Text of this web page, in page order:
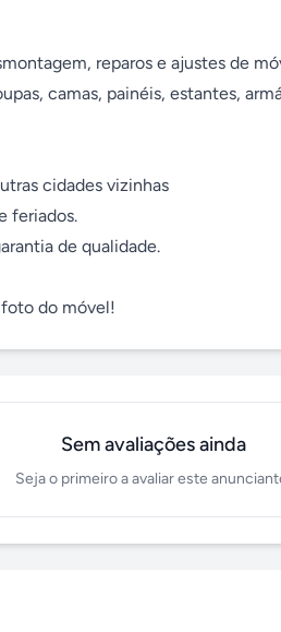
camas, painéis, estantes,
do móvel!
Sem avaliações ainda
Seja o primeiro a avaliar este